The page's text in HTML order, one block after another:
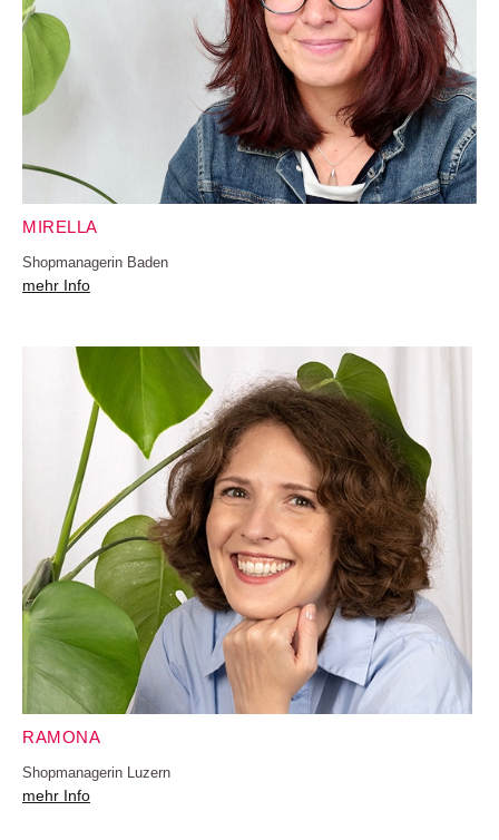
MIRELLA
Shopmanagerin Baden
mehr Info
RAMONA
Shopmanagerin Luzern
mehr Info